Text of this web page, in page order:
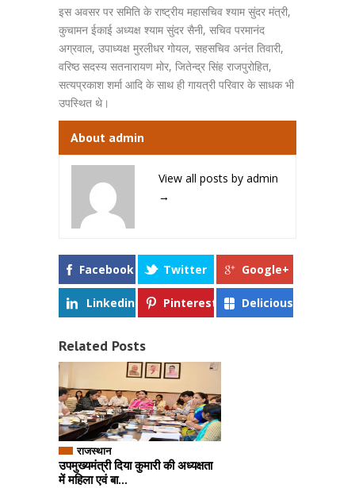
इस अवसर पर समिति के राष्ट्रीय महासचिव श्याम सुंदर मंत्री,
कुचामन ईकाई अध्यक्ष श्याम सुंदर सैनी, सचिव परमानंद
अग्रवाल, उपाध्यक्ष मुरलीधर गोयल, सहसचिव अनंत तिवारी,
वरिष्ठ सदस्य सतनारायण मोर, जितेन्द्र सिंह राजपुरोहित,
सत्यप्रकाश शर्मा आदि के साथ ही गायत्री परिवार के साधक भी
उपस्थित थे।
About admin
View all posts by admin
→
Facebook Twitter Google+
Linkedin Pinterest Delicious
Related Posts
राजस्थान
उपमुख्यमंत्री दिया कुमारी की अध्यक्षता
में महिला एवं बा...